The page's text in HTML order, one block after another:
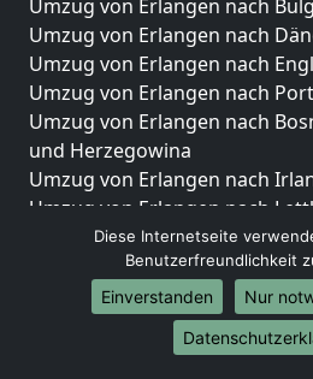
Umzug von Erlangen nach
Umzug von Erlangen nach
Umzug von Erlangen nach
Umzug von Erlangen nach
Umzug von Erlangen nach
und Herzegowina
Umzug von Erlangen nach
Umzug von Erlangen nach
Umzug von Erlangen nach
Umzug von Erlangen nach
Umzug von Erlangen nach
Umzug von Erlangen nach
Umzug von Erlangen nach
Diese Internetseite
Benutzerfreundlichkeit
Einverstanden
Nur